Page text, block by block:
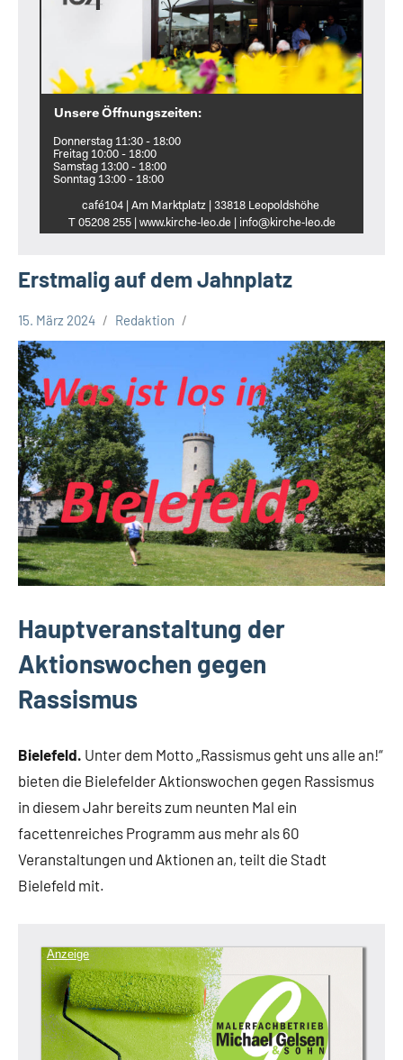
Unsere Öffnungszeiten:
Donnerstag 11:30 - 18:00
Freitag 10:00 - 18:00
Samstag 13:00 - 18:00
Sonntag 13:00 - 18:00
café104 | Am Marktplatz | 33818 Leopoldshöhe
T 05208 255 | www.kirche‑leo.de | info@kirche‑leo.de
Erstmalig auf dem Jahnplatz
Bielefeld
Veranstaltungen
15. März 2024 Redaktion
Hauptveranstaltung der
Aktionswochen gegen
Rassismus
Bielefeld. Unter dem Motto „Rassismus geht uns alle an!“
bieten die Bielefelder Aktionswochen gegen Rassismus
in diesem Jahr bereits zum neunten Mal ein
facettenreiches Programm aus mehr als 60
Veranstaltungen und Aktionen an, teilt die Stadt
Bielefeld mit.
Anzeige